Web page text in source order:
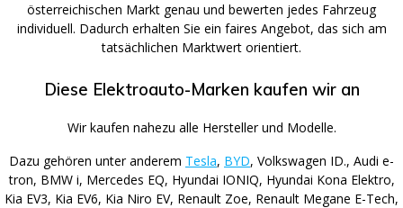
österreichischen Markt genau und bewerten jedes Fahrzeug
individuell. Dadurch erhalten Sie ein faires Angebot, das sich am
tatsächlichen Marktwert orientiert.
Diese Elektroauto-Marken kaufen wir an
Wir kaufen nahezu alle Hersteller und Modelle.
Dazu gehören unter anderem Tesla, BYD, Volkswagen ID., Audi e-
tron, BMW i, Mercedes EQ, Hyundai IONIQ, Hyundai Kona Elektro,
Kia EV3, Kia EV6, Kia Niro EV, Renault Zoe, Renault Megane E-Tech,